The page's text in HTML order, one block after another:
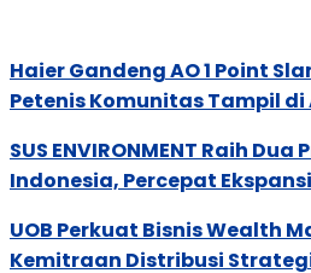
Haier Gandeng AO 1 Point
Petenis Komunitas Tampil
SUS ENVIRONMENT Raih Dua
Indonesia, Percepat
UOB Perkuat Bisnis Wealth
Kemitraan Distribusi